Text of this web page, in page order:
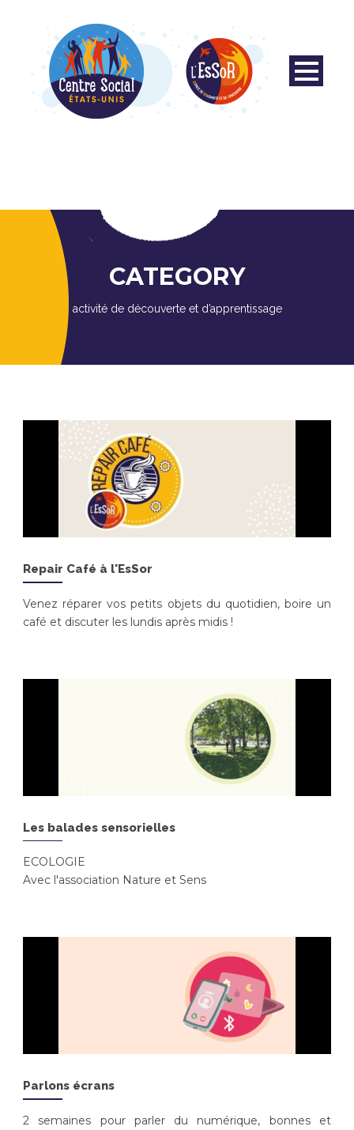
CATEGORY
activité de découverte et d’apprentissage
Repair Café à l'EsSor
Venez réparer vos petits objets du quotidien, boire un
café et discuter les lundis après midis !
Les balades sensorielles
ECOLOGIE
Avec l'association Nature et Sens
Parlons écrans
2 semaines pour parler du numérique, bonnes et